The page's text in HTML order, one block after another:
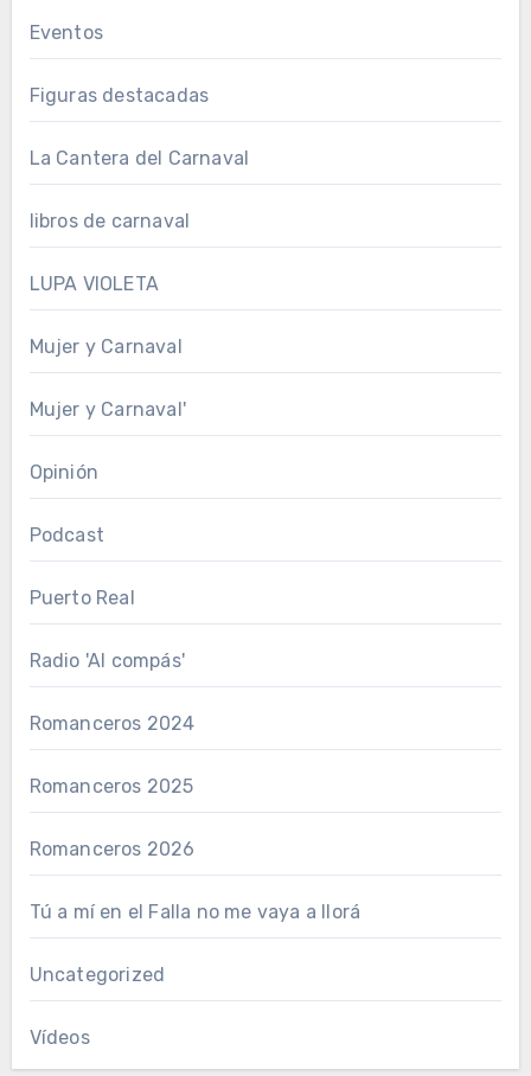
Eventos
Figuras destacadas
La Cantera del Carnaval
libros de carnaval
LUPA VIOLETA
Mujer y Carnaval
Mujer y Carnaval'
Opinión
Podcast
Puerto Real
Radio 'Al compás'
Romanceros 2024
Romanceros 2025
Romanceros 2026
Tú a mí en el Falla no me vaya a llorá
Uncategorized
Vídeos